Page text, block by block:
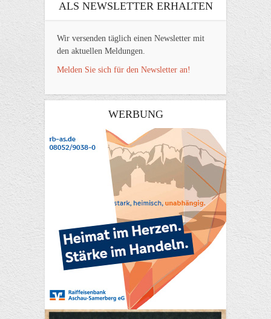
ALS NEWSLETTER ERHALTEN
Wir versenden täglich einen Newsletter mit
den aktuellen Meldungen.
Melden Sie sich für den Newsletter an!
WERBUNG